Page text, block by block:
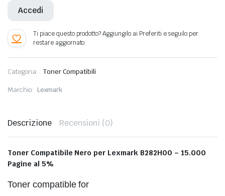
Accedi
Categoria: Toner Compatibili
Marchio: Lexmark
Descrizione Recensioni (0)
Toner Compatibile Nero per Lexmark B282H00 – 15.000
Pagine al 5%
Toner compatible for